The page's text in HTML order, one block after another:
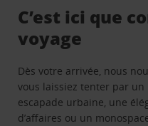
C’est ici que
voyage
Dès votre arrivée, nous
vous laissiez tenter par
escapade urbaine, une
d’affaires ou un